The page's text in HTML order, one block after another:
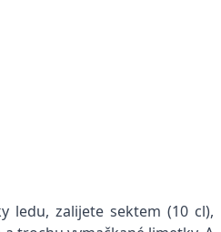
ledu, zalijete sektem (10 cl),